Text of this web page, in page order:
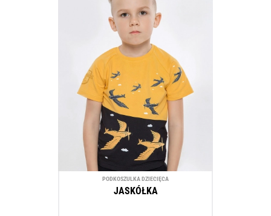
PODKOSZULKA DZIECIĘCA
JASKÓŁKA